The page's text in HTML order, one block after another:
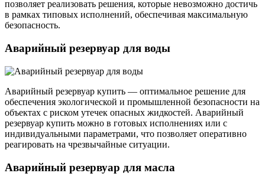
позволяет реализовать решения, которые невозможно достичь
в рамках типовых исполнений, обеспечивая максимальную
безопасность.
Аварийный резервуар для воды
Аварийный резервуар купить — оптимальное решение для
обеспечения экологической и промышленной безопасности на
объектах с риском утечек опасных жидкостей. Аварийный
резервуар купить можно в готовых исполнениях или с
индивидуальными параметрами, что позволяет оперативно
реагировать на чрезвычайные ситуации.
Аварийный резервуар для масла